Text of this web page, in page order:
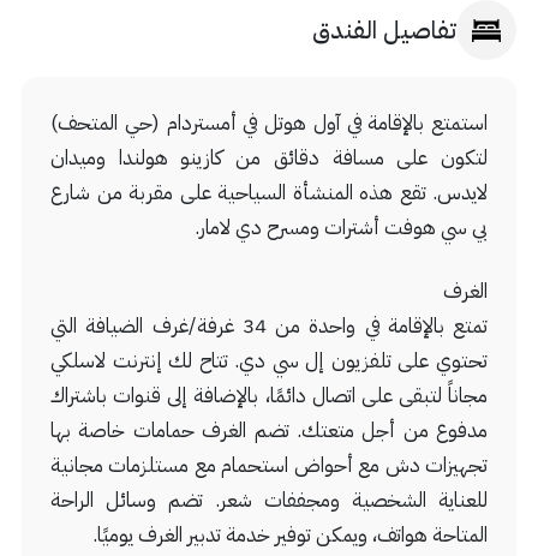
تفاصيل الفندق
استمتع بالإقامة في آول هوتل في أمستردام (حي المتحف)
لتكون على مسافة دقائق من كازينو هولندا وميدان
لايدس. تقع هذه المنشأة السياحية على مقربة من شارع
بي سي هوفت أشترات ومسرح دي لامار.
الغرف
تمتع بالإقامة في واحدة من 34 غرفة/غرف الضيافة التي
تحتوي على تلفزيون إل سي دي. تتاح لك إنترنت لاسلكي
مجاناً لتبقى على اتصال دائمًا، بالإضافة إلى قنوات باشتراك
مدفوع من أجل متعتك. تضم الغرف حمامات خاصة بها
تجهيزات دش مع أحواض استحمام مع مستلزمات مجانية
للعناية الشخصية ومجففات شعر. تضم وسائل الراحة
المتاحة هواتف، ويمكن توفير خدمة تدبير الغرف يوميًا.